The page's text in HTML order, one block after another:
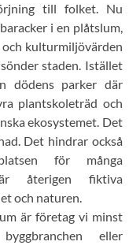
till folket. Nu
i en plåtslum,
kulturmiljövärden
staden. Istället
dödens parker där
plantskoleträd och
ekosystemet. Det
Det hindrar också
för många
återigen fiktiva
och naturen.
är företag vi minst
eller